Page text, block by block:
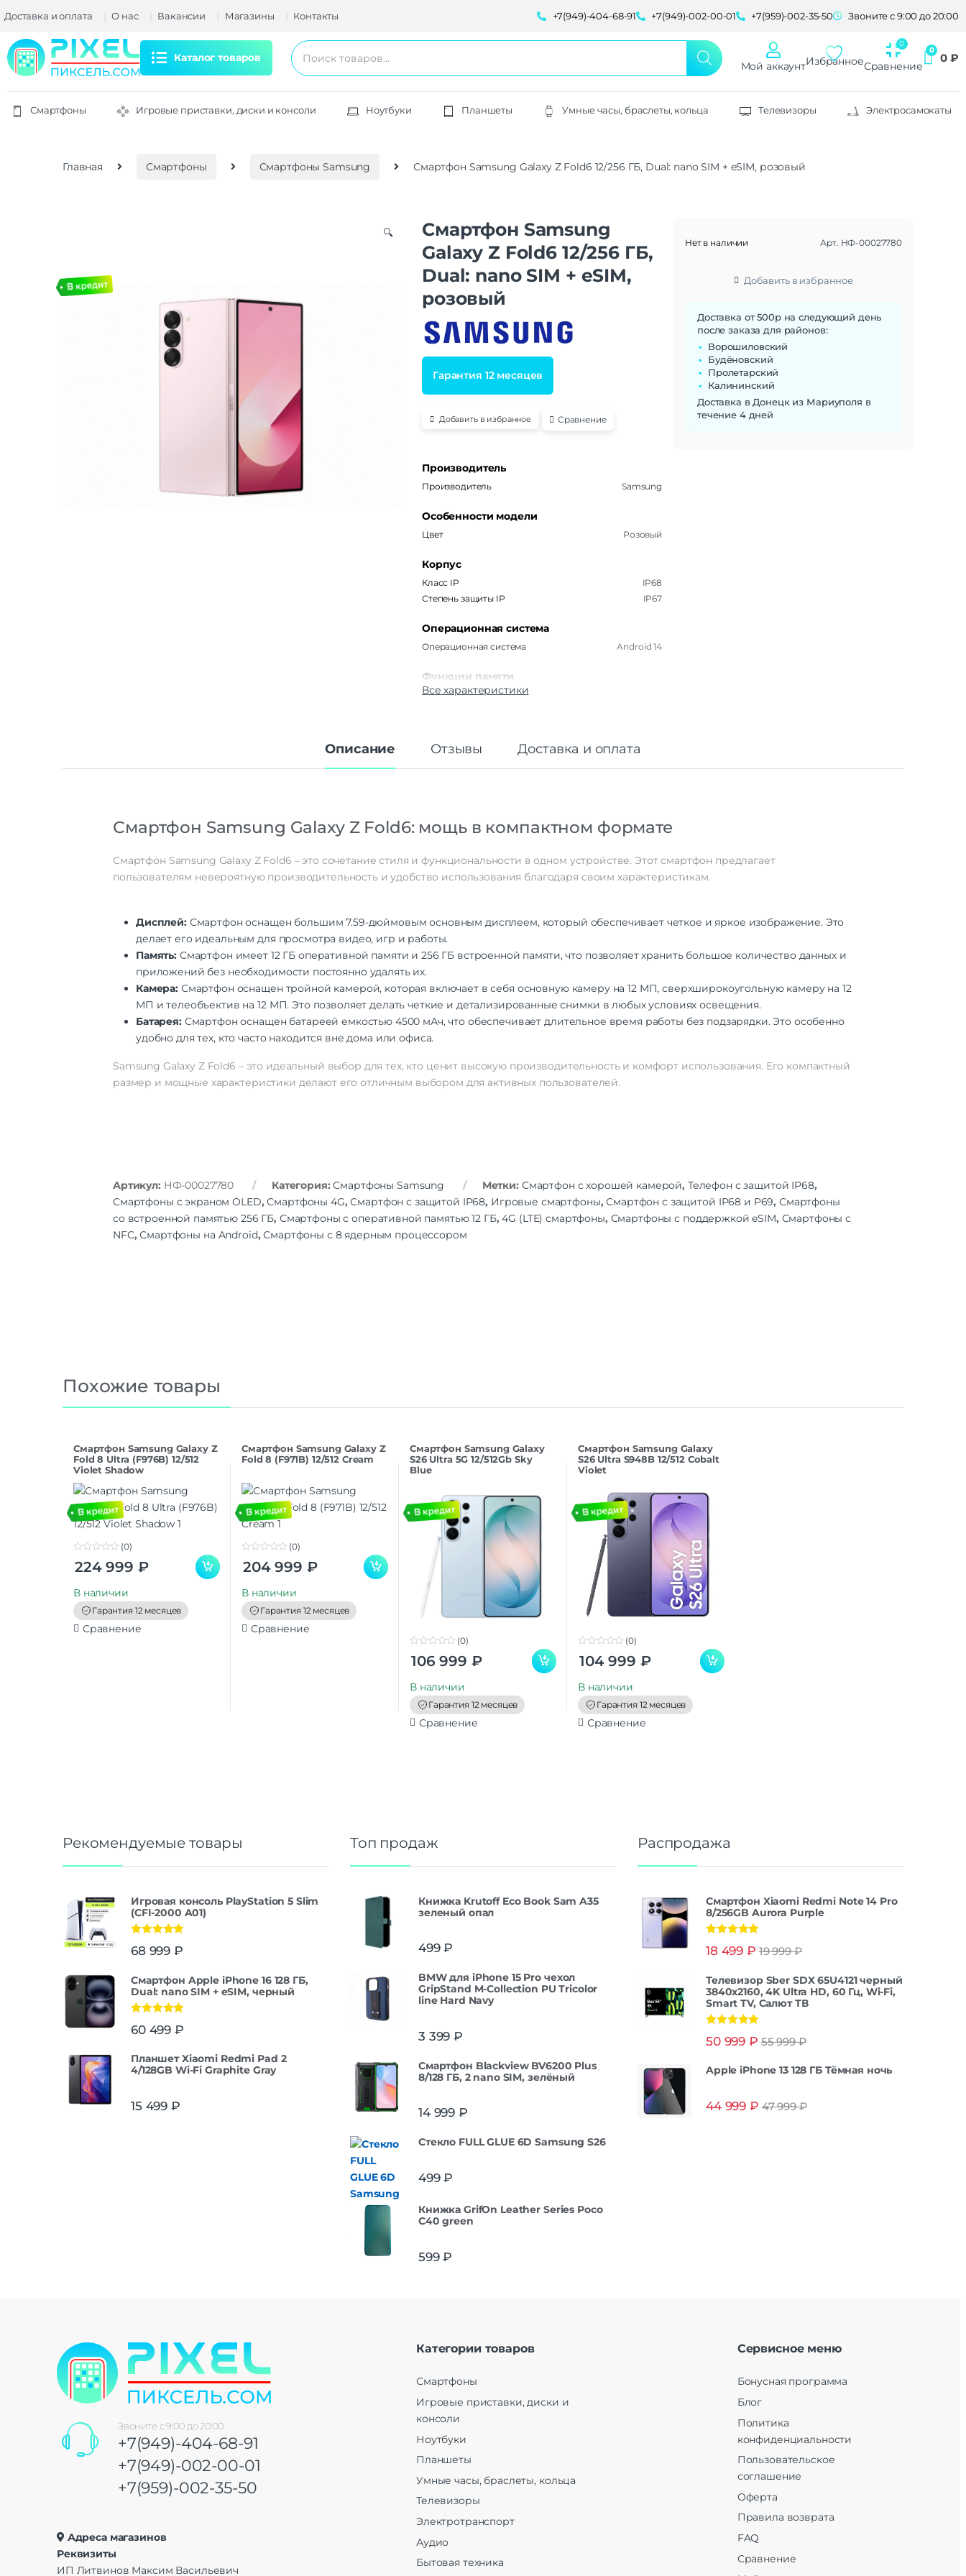
Доставка и оплата О нас Вакансии Магазины Контакты +7(949)-404-68-91 +7(949)-002-00-01 +7(959)-002-35-50 Звоните с 9:00 до 20:00
Каталог товаров
Мой аккаунтИзбранноеСравнение
0 ₽
Смартфоны Игровые приставки, диски и консоли Ноутбуки Планшеты Умные часы, браслеты, кольца Телевизоры Электросамокаты
Главная Смартфоны Смартфоны Samsung Смартфон Samsung Galaxy Z Fold6 12/256 ГБ, Dual: nano SIM + eSIM, розовый
🔍
Смартфон Samsung
Galaxy Z Fold6 12/256 ГБ,
Dual: nano SIM + eSIM,
розовый
Гарантия 12 месяцев
Добавить в избранное Сравнение
Производитель
Производитель Samsung
Особенности модели
Цвет Розовый
Корпус
Класс IP
IP68
Степень защиты IP
IP67
Операционная система
Операционная система Android 14
Функции памяти
Объем памяти
Дисплей
Количество сим карт
Dual: nano SIM + eSIM
Стандарт связи
2G | 3G | 4G LTE
Интернет
Процессор
Snapdragon 8 Gen 3 (4
nm)
Количество ядер
процессора
8
Камера
Камера
50+32+8 МП
Количество тыловых камер
3
Разрешение основной
Аккумулятор
Навигация
A-GPS | BeiDou |
GALILEO | GPS | QZSS |
ГЛОНАСС
Все характеристики
Нет в наличии Арт. НФ-00027780
Добавить в избранное
Доставка от 500р на следующий день
после заказа для районов:
Ворошиловский
Будёновский
Пролетарский
Калининский
Доставка в Донецк из Мариуполя в
течение 4 дней
Описание Отзывы Доставка и оплата
Смартфон Samsung Galaxy Z Fold6: мощь в компактном формате
Смартфон Samsung Galaxy Z Fold6 – это сочетание стиля и функциональности в одном устройстве. Этот смартфон предлагает
пользователям невероятную производительность и удобство использования благодаря своим характеристикам.
Дисплей:Смартфон оснащен большим 7.59-дюймовым основным дисплеем, который обеспечивает четкое и яркое изображение. Это
делает его идеальным для просмотра видео, игр и работы.
Память: Смартфон имеет 12 ГБ оперативной памяти и 256 ГБ встроенной памяти, что позволяет хранить большое количество данных и
приложений без необходимости постоянно удалять их.
Камера: Смартфон оснащен тройной камерой, которая включает в себя основную камеру на 12 МП, сверхширокоугольную камеру на 12
МП и телеобъектив на 12 МП. Это позволяет делать четкие и детализированные снимки в любых условиях освещения.
Батарея:Смартфон оснащен батареей емкостью 4500 мАч, что обеспечивает длительное время работы без подзарядки. Это особенно
удобно для тех, кто часто находится вне дома или офиса.
Samsung Galaxy Z Fold6 – это идеальный выбор для тех, кто ценит высокую производительность и комфорт использования. Его компактный
размер и мощные характеристики делают его отличным выбором для активных пользователей.
Артикул: НФ-00027780 Категория:Смартфоны Samsung Метки: Смартфон с хорошей камерой, Телефон с защитой IP68,
Смартфоны с экраном OLED,Смартфоны 4G,Смартфон с защитой IP68, Игровые смартфоны,Смартфон с защитой IP68 и P69, Смартфоны
со встроенной памятью 256 ГБ, Смартфоны с оперативной памятью 12 ГБ,4G (LTE) смартфоны, Смартфоны с поддержкой eSIM, Смартфоны с
NFC,Смартфоны на Android,Смартфоны с 8 ядерным процессором
Похожие товары
Смартфон Samsung Galaxy Z
Fold 8 Ultra (F976B) 12/512
Violet Shadow
o
o
(0)
224 999 ₽
В наличии
Гарантия 12 месяцев
Сравнение
Смартфон Samsung Galaxy Z
Fold 8 (F971B) 12/512 Cream
o
o
(0)
204 999 ₽
В наличии
Гарантия 12 месяцев
Сравнение
Смартфон Samsung Galaxy
S26 Ultra 5G 12/512Gb Sky
Blue
o
(0)
106 999 ₽
В наличии
Гарантия 12 месяцев
Сравнение
Смартфон Samsung Galaxy
S26 Ultra S948B 12/512 Cobalt
Violet
o
(0)
104 999 ₽
В наличии
Гарантия 12 месяцев
Сравнение
Рекомендуемые товары
Игровая консоль PlayStation 5 Slim
(CFI-2000 A01)
из 5
68 999 ₽
Смартфон Apple iPhone 16 128 ГБ,
Dual: nano SIM + eSIM, черный
из 5
60 499 ₽
Планшет Xiaomi Redmi Pad 2
4/128GB Wi-Fi Graphite Gray
15 499 ₽
Топ продаж
Книжка Krutoff Eco Book Sam A35
зеленый опал
499₽
BMW для iPhone 15 Pro чехол
GripStand M-Collection PU Tricolor
line Hard Navy
3 399 ₽
Смартфон Blackview BV6200 Plus
8/128 ГБ, 2 nano SIM, зелёный
14 999 ₽
Стекло FULL GLUE 6D Samsung S26
499₽
Книжка GrifOn Leather Series Poco
C40 green
599₽
Распродажа
Смартфон Xiaomi Redmi Note 14 Pro
8/256GB Aurora Purple
из 5
18 499 ₽ 19 999₽
Телевизор Sber SDX 65U4121 черный
3840x2160, 4K Ultra HD, 60 Гц, Wi-Fi,
Smart TV, Салют ТВ
из 5
50 999 ₽ 55 999₽
Apple iPhone 13 128 ГБ Тёмная ночь
44 999 ₽ 47 999₽
Звоните с 9:00 до 20:00
+7(949)-404-68-91
+7(949)-002-00-01
+7(959)-002-35-50
Адреса магазинов
Реквизиты
ИП Литвинов Максим Васильевич
Категории товаров
Смартфоны
Игровые приставки, диски и
консоли
Ноутбуки
Планшеты
Умные часы, браслеты, кольца
Телевизоры
Электротранспорт
Аудио
Бытовая техника
Сервисное меню
Бонусная программа
Блог
Политика
конфиденциальности
Пользовательское
соглашение
Оферта
Правила возврата
FAQ
Сравнение